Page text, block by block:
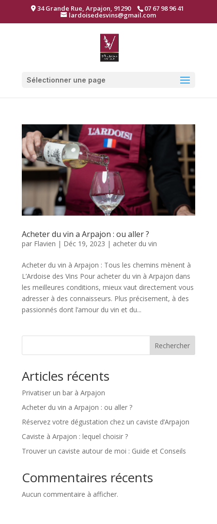
34 Grande Rue, Arpajon, 91290 07 67 98 96 41
lardoisedesvins@gmail.com
Sélectionner une page
Acheter du vin a Arpajon : ou aller ?
par Flavien | Déc 19, 2023 | acheter du vin
Acheter du vin à Arpajon : Tous les chemins mènent à
L’Ardoise des Vins Pour acheter du vin à Arpajon dans
les meilleures conditions, mieux vaut directement vous
adresser à des connaisseurs. Plus précisement, à des
passionnés dont l’amour du vin et du...
Rechercher
Articles récents
Privatiser un bar à Arpajon
Acheter du vin a Arpajon : ou aller ?
Réservez votre dégustation chez un caviste d’Arpajon
Caviste à Arpajon : lequel choisir ?
Trouver un caviste autour de moi : Guide et Conseils
Commentaires récents
Aucun commentaire à afficher.